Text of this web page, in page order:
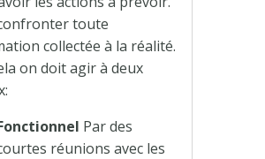
toute
collectée à la réalité.
on doit agir à deux
Par des
réunions avec les